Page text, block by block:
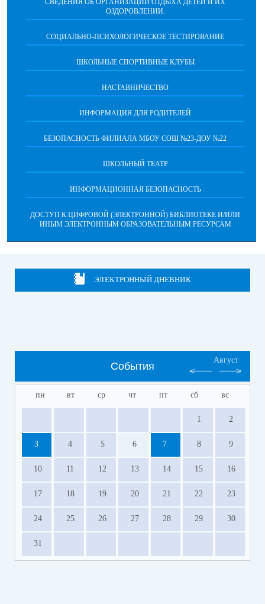
СВЕДЕНИЯ ОБ ОРГАНИЗАЦИИ ОТДЫХА ДЕТЕЙ И ИХ
ОЗДОРОВЛЕНИИ.
СОЦИАЛЬНО-ПСИХОЛОГИЧЕСКОЕ ТЕСТИРОВАНИЕ
ШКОЛЬНЫЕ СПОРТИВНЫЕ КЛУБЫ
НАСТАВНИЧЕСТВО
ИНФОРМАЦИЯ ДЛЯ РОДИТЕЛЕЙ
БЕЗОПАСНОСТЬ ФИЛИАЛА МБОУ СОШ №23-ДОУ №22
ШКОЛЬНЫЙ ТЕАТР
ИНФОРМАЦИОННАЯ БЕЗОПАСНОСТЬ
ДОСТУП К ЦИФРОВОЙ (ЭЛЕКТРОННОЙ) БИБЛИОТЕКЕ И/ИЛИ
ИНЫМ ЭЛЕКТРОННЫМ ОБРАЗОВАТЕЛЬНЫМ РЕСУРСАМ
ЭЛЕКТРОННЫЙ ДНЕВНИК
События
Август
пн вт ср чт пт сб вс
1 2
3 4 5 6 7 8 9
10 11 12 13 14 15 16
17 18 19 20 21 22 23
24 25 26 27 28 29 30
31